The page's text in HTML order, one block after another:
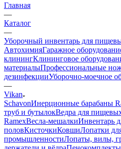
Главная
—
Каталог
—
Уборочный инвентарь для
АвтохимияГаражное
клинингКлининговое
материалыПрофессиональные
дезинфекцииУборочно-моечное
—
Vikan
SchavonИнерционные барабаны
труб и бутылокВедра для
RamexВесла-мешалкиИнвентарь
половКисточкиКовшиЛопатки
промышленностиЛопаты, вилы,